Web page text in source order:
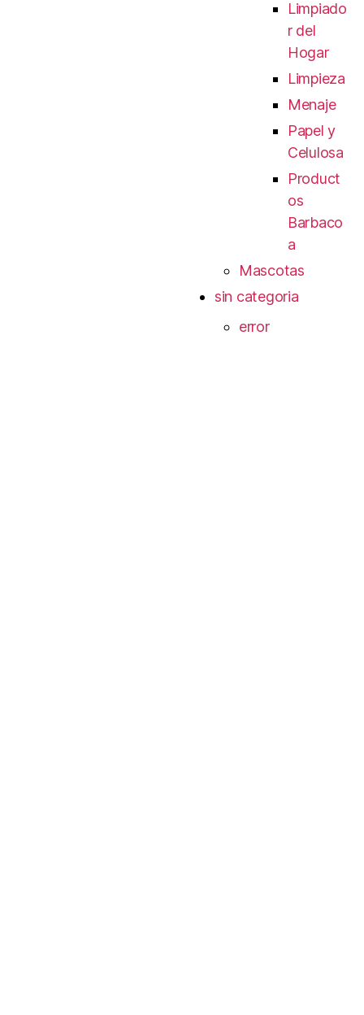
Limpiado
r del
Hogar
Limpieza
Menaje
Papel y
Celulosa
Product
os
Barbaco
a
Mascotas
sin categoria
error